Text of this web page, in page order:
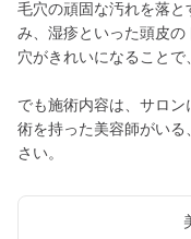
毛穴の頑固な汚れを落
み、湿疹といった頭皮
穴がきれいになることで
でも施術内容は、サロ
術を持った美容師がい
さい。